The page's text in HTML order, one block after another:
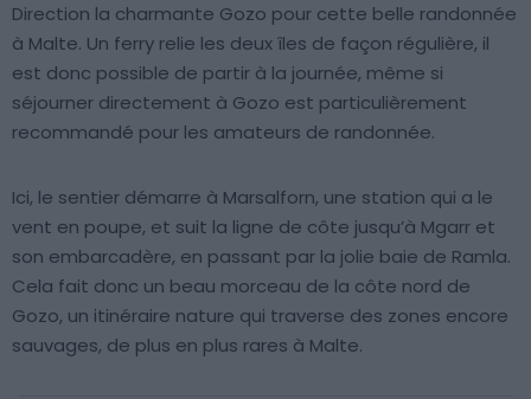
Direction la charmante Gozo pour cette belle randonnée
à Malte. Un ferry relie les deux îles de façon régulière, il
est donc possible de partir à la journée, même si
séjourner directement à Gozo est particulièrement
recommandé pour les amateurs de randonnée.
Ici, le sentier démarre à Marsalforn, une station qui a le
vent en poupe, et suit la ligne de côte jusqu’à Mgarr et
son embarcadère, en passant par la jolie baie de Ramla.
Cela fait donc un beau morceau de la côte nord de
Gozo, un itinéraire nature qui traverse des zones encore
sauvages, de plus en plus rares à Malte.